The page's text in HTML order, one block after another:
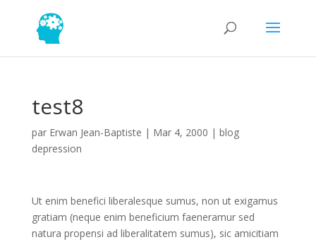
test8
par Erwan Jean-Baptiste | Mar 4, 2000 | blog
depression
Ut enim benefici liberalesque sumus, non ut exigamus
gratiam (neque enim beneficium faeneramur sed
natura propensi ad liberalitatem sumus), sic amicitiam